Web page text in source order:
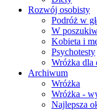
Rozwój osobisty
Podróż w
W
Kobieta i
Psychotesty
Wróżka dla
Archiwum
Wróżka
Wróżka -
Najlepsza